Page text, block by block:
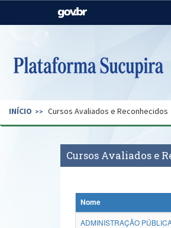
Casa Civil
Pecuária e Abastecimento
Secretaria de Governo
INÍCIO Cursos Avaliados e Reconhecidos
Cursos Avaliados e
Nome
ADMINISTRAÇÃO